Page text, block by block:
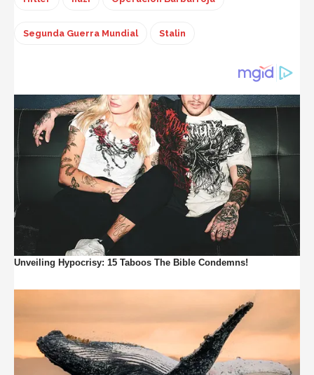
Segunda Guerra Mundial Stalin